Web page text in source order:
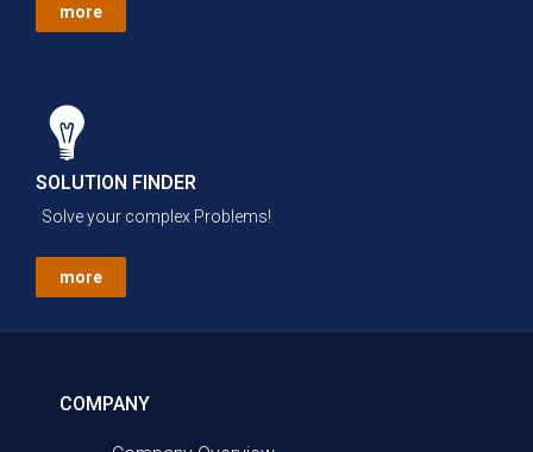
more
SOLUTION FINDER
Solve your complex Problems!
more
COMPANY